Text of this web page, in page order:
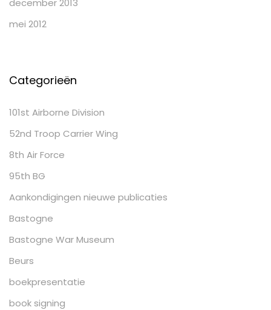
december 2013
mei 2012
Categorieën
101st Airborne Division
52nd Troop Carrier Wing
8th Air Force
95th BG
Aankondigingen nieuwe publicaties
Bastogne
Bastogne War Museum
Beurs
boekpresentatie
book signing